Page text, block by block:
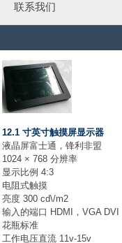
联系我们
12.1 寸英寸触摸屏显示器
液晶屏富士通，锋利非盟
1024 × 768 分辨率
显示比例 4:3
电阻式触摸
亮度 300 cd\/m2
输入的端口 HDMI，VGA DVI
花瓶标准
工作电压直流 11v-15v